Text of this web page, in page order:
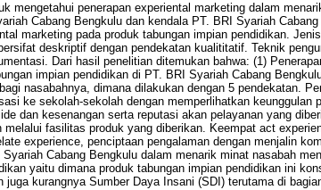
mengetahui penerapan experiental marketing dalam
Cabang Bengkulu dan kendala PT. BRI Syariah
marketing pada produk tabungan impian pendidikan.
deskriptif dengan pendekatan kualititatif. Teknik
Dari hasil penelitian ditemukan bahwa: (1)
impian pendidikan di PT. BRI Syariah Cabang
nasabahnya, dimana dilakukan dengan 5 pendekatan.
ke sekolah-sekolah dengan memperlihatkan keunggulan
dan kesenangan serta reputasi akan pelayanan yang
melalui fasilitas produk yang diberikan. Keempat act
experience, penciptaan pengalaman dengan menjalin
Cabang Bengkulu dalam menarik minat nasabah
yaitu dimana produk tabungan impian pendidikan ini
juga kurangnya Sumber Daya Insani (SDI) terutama di